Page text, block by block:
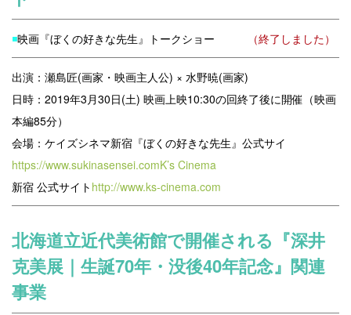
◾️映画『ぼくの好きな先生』 トークショー （終了しました）
出演：瀬島匠(画家・映画主人公) × 水野暁(画家)
日時：2019年3月30日(土) 映画上映10:30の回終了後に開催（映画
本編85分）
会場：ケイズシネマ新宿 『ぼくの好きな先生』公式サイ
https://www.sukinasensei.comK’s Cinema
新宿 公式サイト http://www.ks-cinema.com
北海道立近代美術館で開催される『深井
克美展｜生誕70年・没後40年記念』関連
事業